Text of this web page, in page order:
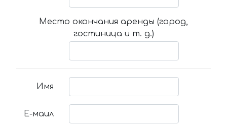
Место окончания аренды (город,
гостиница и т. д.)
Имя
Е-маил